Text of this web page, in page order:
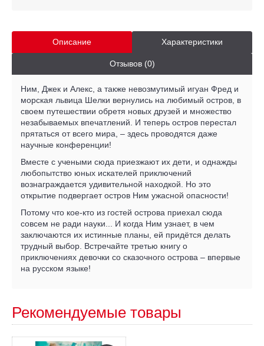
Описание Характеристики
Отзывов (0)
Ним, Джек и Алекс, а также невозмутимый игуан Фред и
морская львица Шелки вернулись на любимый остров, в
своем путешествии обретя новых друзей и множество
незабываемых впечатлений. И теперь остров перестал
прятаться от всего мира, – здесь проводятся даже
научные конференции!
Вместе с учеными сюда приезжают их дети, и однажды
любопытство юных искателей приключений
вознаграждается удивительной находкой. Но это
открытие подвергает остров Ним ужасной опасности!
Потому что кое-кто из гостей острова приехал сюда
совсем не ради науки... И когда Ним узнает, в чем
заключаются их истинные планы, ей придётся делать
трудный выбор. Встречайте третью книгу о
приключениях девочки со сказочного острова – впервые
на русском языке!
Рекомендуемые товары